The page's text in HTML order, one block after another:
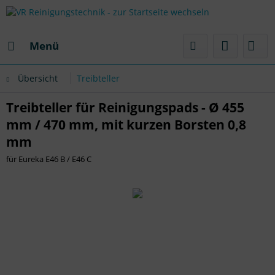
Menü
Übersicht Treibteller
Treibteller für Reinigungspads - Ø 455
mm / 470 mm, mit kurzen Borsten 0,8
mm
für Eureka E46 B / E46 C